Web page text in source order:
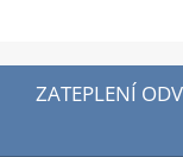
ZATEPLENÍ